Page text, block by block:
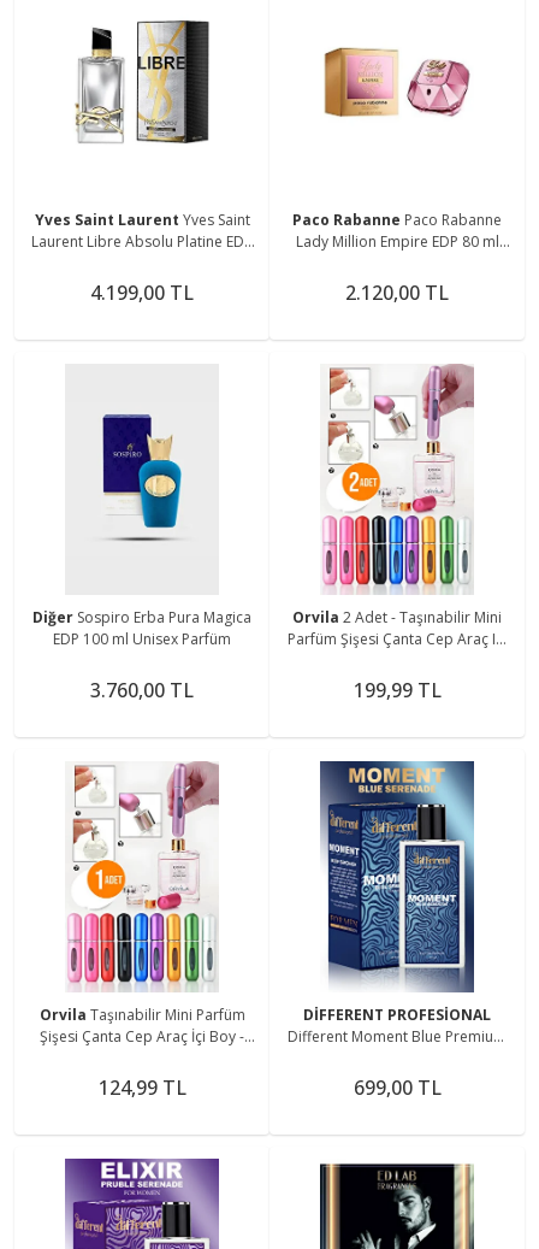
Yves Saint Laurent Yves Saint
Laurent Libre Absolu Platine EDP
4.199,00 TL
Paco Rabanne Paco Rabanne
Lady Million Empire EDP 80 ml
2.120,00 TL
Diğer Sospiro Erba Pura Magica
EDP 100 ml Unisex Parfüm
3.760,00 TL
Orvila 2 Adet - Taşınabilir Mini
Parfüm Şişesi Çanta Cep Araç Içi
199,99 TL
Orvila Taşınabilir Mini Parfüm
Şişesi Çanta Cep Araç İçi Boy -
124,99 TL
DİFFERENT PROFESİONAL
Different Moment Blue Premium
50ml
699,00 TL